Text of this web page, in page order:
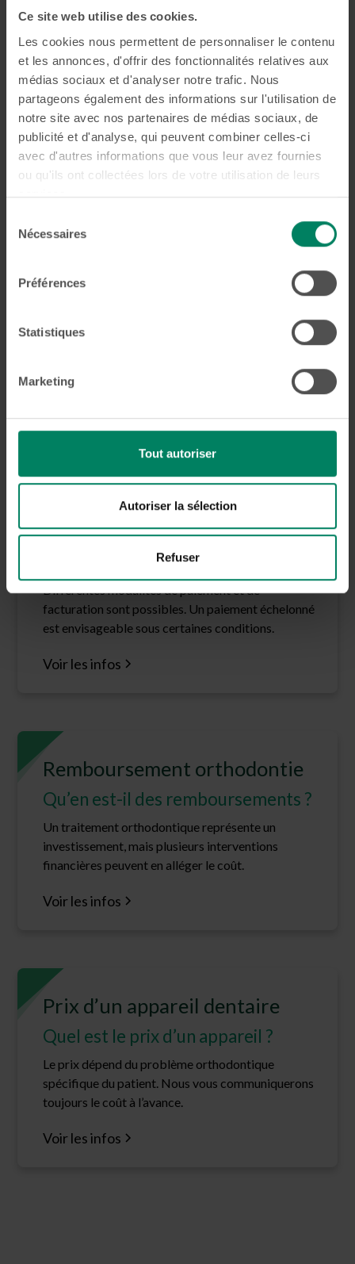
Ce site web utilise des cookies.
Les cookies nous permettent de personnaliser le contenu
et les annonces, d'offrir des fonctionnalités relatives aux
médias sociaux et d'analyser notre trafic. Nous
partageons également des informations sur l'utilisation de
notre site avec nos partenaires de médias sociaux, de
publicité et d'analyse, qui peuvent combiner celles-ci
avec d'autres informations que vous leur avez fournies
ou qu'ils ont collectées lors de votre utilisation de leurs
services.
Nécessaires
Préférences
Statistiques
Marketing
Tout autoriser
Autoriser la sélection
Refuser
Nos autresinformations
pratiques
Vous trouverez ci-dessous un aperçu de nos
informations pratiques.Toutes les réponsesaux
questions les plus fréquemment posées se trouvent
dentaire
Comment insérer ou ajuster votre
Chaque appareil dentaire fonctionne différemment
et a sa propre manière d’être inséré ou ajusté.
Voir les infos
Paiement de l’appareil
dentaire
Comment se déroule le paiement
du traitement ?
Différentes modalités de paiement et de
facturation sont possibles. Un paiement échelonné
est envisageable sous certaines conditions.
Voir les infos
Remboursement orthodontie
Qu’en est-il des remboursements ?
Un traitement orthodontique représente un
investissement, mais plusieurs interventions
financières peuvent en alléger le coût.
Voir les infos
Prix d’un appareil dentaire
Quel est le prix d’un appareil ?
Le prix dépend du problème orthodontique
spécifique du patient. Nous vous communiquerons
toujours le coût à l’avance.
Voir les infos